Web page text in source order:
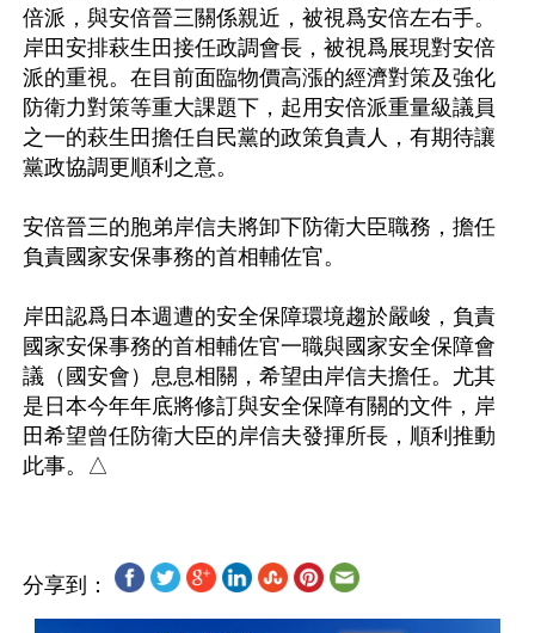
倍派，與安倍晉三關係親近，被視爲安倍左右手。
岸田安排萩生田接任政調會長，被視爲展現對安倍
派的重視。在目前面臨物價高漲的經濟對策及強化
防衛力對策等重大課題下，起用安倍派重量級議員
之一的萩生田擔任自民黨的政策負責人，有期待讓
黨政協調更順利之意。
安倍晉三的胞弟岸信夫將卸下防衛大臣職務，擔任
負責國家安保事務的首相輔佐官。
岸田認爲日本週遭的安全保障環境趨於嚴峻，負責
國家安保事務的首相輔佐官一職與國家安全保障會
議（國安會）息息相關，希望由岸信夫擔任。尤其
是日本今年年底將修訂與安全保障有關的文件，岸
田希望曾任防衛大臣的岸信夫發揮所長，順利推動
分享到：